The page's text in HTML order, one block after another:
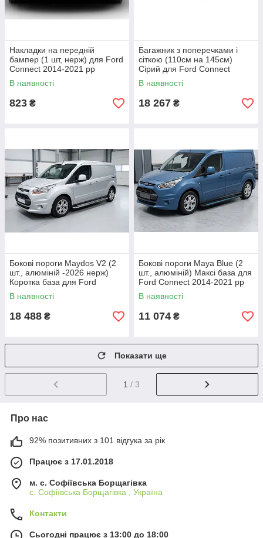
Накладки на передній
бампер (1 шт, нерж) для Ford
Connect 2014-2021 рр
В наявності
823 ₴
Багажник з поперечками і
сіткою (110см на 145см)
Сірий для Ford Connect
2014-2021 рр
В наявності
18 267 ₴
Бокові пороги Maydos V2 (2
шт., алюміній -2026 нерж)
Коротка база для Ford
Connect 2014-2021 рр
В наявності
18 488 ₴
Бокові пороги Maya Blue (2
шт., алюміній) Максі база для
Ford Connect 2014-2021 рр
В наявності
11 074 ₴
Показати ще
1 / 3
Про нас
92% позитивних з 101 відгука за рік
Працює з 17.01.2018
м. c. Софіївська Борщагівка
c. Софіївська Борщагівка , Україна
Контакти
Сьогодні працює з 13:00 до 18:00